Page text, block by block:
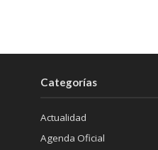
Categorías
Actualidad
Agenda Oficial